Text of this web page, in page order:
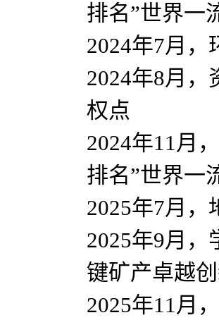
排名”世界一
2024年7月，
2024年8月
权点
2024年11月
排名”世界一
2025年7月，
2025年9月，
键矿产卓越
2025年11月